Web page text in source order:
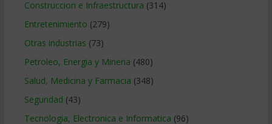
Construccion e Infraestructura (314)
Entretenimiento (279)
Otras industrias (73)
Petroleo, Energia y Mineria (480)
Salud, Medicina y Farmacia (348)
Seguridad (43)
Tecnologia, Electronica e Informatica (96)